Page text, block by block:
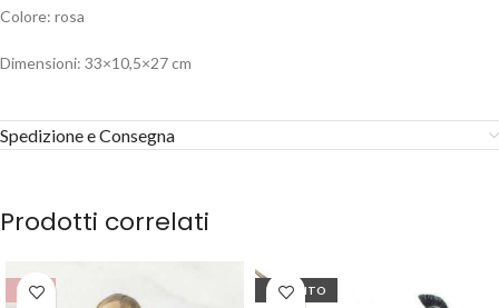
Colore: rosa
Dimensioni: 33×10,5×27 cm
Spedizione e Consegna
Prodotti correlati
-10% ESAURITO